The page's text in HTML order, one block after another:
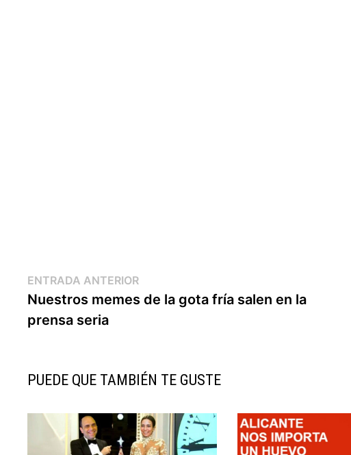
Navegación
de
entradas
ENTRADA ANTERIOREntrada
anterior:
Nuestros memes de la gota fría salen en la
prensa seria
PUEDE QUE TAMBIÉN TE GUSTE